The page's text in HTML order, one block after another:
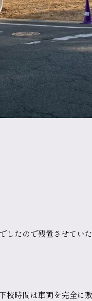
したので残置させていた
校時間は車両を完全に